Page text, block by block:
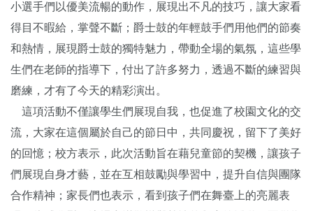
小選手們以優美流暢的動作，展現出不凡的技巧，讓大家看
得目不暇給，掌聲不斷；爵士鼓的年輕鼓手們用他們的節奏
和熱情，展現爵士鼓的獨特魅力，帶動全場的氣氛，這些學
生們在老師的指導下，付出了許多努力，透過不斷的練習與
磨練，才有了今天的精彩演出。
這項活動不僅讓學生們展現自我，也促進了校園文化的交
流，大家在這個屬於自己的節日中，共同慶祝，留下了美好
的回憶；校方表示，此次活動旨在藉兒童節的契機，讓孩子
們展現自身才藝，並在互相鼓勵與學習中，提升自信與團隊
合作精神；家長們也表示，看到孩子們在舞臺上的亮麗表